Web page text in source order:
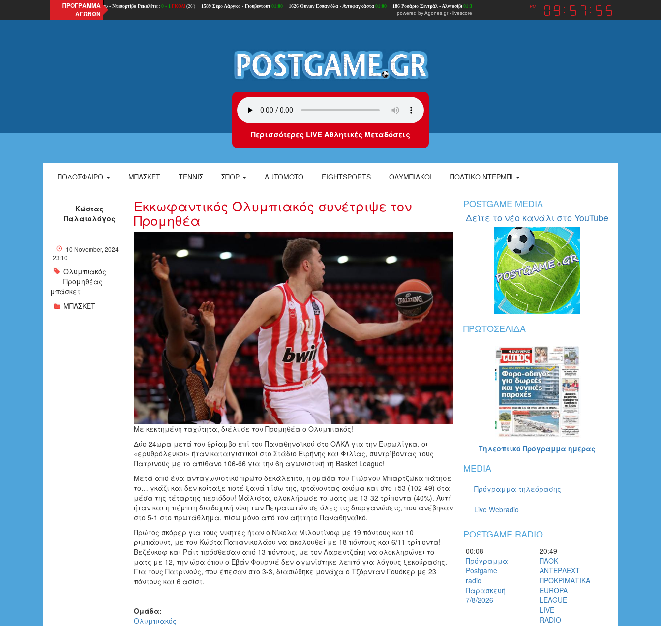
ΠΡΟΓΡΑΜΜΑ
ΑΓΩΝΩΝ
powered byAgones.gr- livescore
PM
Περισσότερες LIVE Αθλητικές Μεταδόσεις
ΠΟΔΌΣΦΑΙΡΟ ΜΠΆΣΚΕΤ ΤΈΝΝΙΣ ΣΠΟΡ AUTOMOTO FIGHTSPORTS ΟΛΥΜΠΙΑΚΟΙ ΠΟΛΤΙΚΌ ΝΤΈΡΜΠΙ
Κώστας
Παλαιολόγος
10 November, 2024 -
23:10
Ολυμπιακός
Προμηθέας
μπάσκετ
ΜΠΑΣΚΕΤ
Εκκωφαντικός Ολυμπιακός συνέτριψε τον
Προμηθέα
4453046-(1)_213334.jpg
Με κεκτημένη ταχύτητα, διέλυσε τον Προμηθέα ο Ολυμπιακός!
Δύο 24ωρα μετά τον θρίαμβο επί του Παναθηναϊκού στο ΟΑΚΑ για την Ευρωλίγκα, οι
«ερυθρόλευκοι» ήταν καταιγιστικοί στο Στάδιο Ειρήνης και Φιλίας, συντρίβοντας τους
Πατρινούς με το απίθανο 106-66 για την 6η αγωνιστική τη Basket League!
Μετά από ένα ανταγωνιστικό πρώτο δεκάλεπτο, η ομάδα του Γιώργου Μπαρτζώκα πάτησε
το… γκάζι και δεν κοίταξε ποτέ ξανά πίσω της, φτάνοντας ακόμα και στο +53 (102-49) στα
μέσα της τέταρτης περιόδου! Μάλιστα, ολοκλήρωσε το ματς με 13-32 τρίποντα (40%). Αυτή
ήταν και η πέμπτη διαδοχική νίκη των Πειραιωτών σε όλες τις διοργανώσεις, που ανέβηκαν
στο 5-1 στο πρωτάθλημα, πίσω μόνο από τον αήττητο Παναθηναϊκό.
Πρώτος σκόρερ για τους νικητές ήταν ο Νίκολα Μιλουτίνοφ με 19 πόντους και 10
ριμπάουντ, με τον Κώστα Παπανικολάου να ακολουθεί με 18 πόντους και 6/11 τρίποντα!
Βεζένκοφ και Ράιτ πρόσθεσαν από 13 πόντους, με τον Λαρεντζάκη να ολοκληρώνει το
ματς με 12, την ώρα όπου ο Εβάν Φουρνιέ δεν αγωνίστηκε λεπτό για λόγους ξεκούρασης.
Για τους Πατρινούς, που έπεσαν στο 3-3, διασώθηκε μονάχα ο Τζόρνταν Γουόκερ με 23
πόντους και 6 ασίστ.
Ομάδα:
Ολυμπιακός
POSTGAME MEDIA
Δείτε το νέο κανάλι στο YouTube
ΠΡΩΤΟΣΈΛΙΔΑ
Τηλεοπτικό Πρόγραμμα ημέρας
MEDIA
Πρόγραμμα τηλεόρασης
Live Webradio
POSTGAME RADIO
00:08
Πρόγραμμα
Postgame
radio
Παρασκευή
7/8/2026
20:49
ΠΑΟΚ-
ΑΝΤΕΡΛΕΧΤ
ΠΡΟΚΡΙΜΑΤΙΚΑ
EUROPA
LEAGUE
LIVE
RADIO